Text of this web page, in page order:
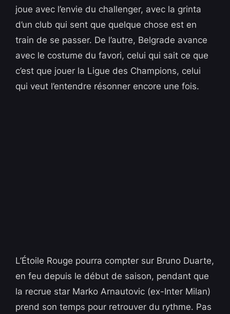
joue avec l’envie du challenger, avec la grinta
d’un club qui sent que quelque chose est en
train de se passer. De l’autre, Belgrade avance
avec le costume du favori, celui qui sait ce que
c’est que jouer la Ligue des Champions, celui
qui veut l’entendre résonner encore une fois.
L’Étoile Rouge pourra compter sur Bruno Duarte,
en feu depuis le début de saison, pendant que
la recrue star Marko Arnautovic (ex-Inter Milan)
prend son temps pour retrouver du rythme. Pas